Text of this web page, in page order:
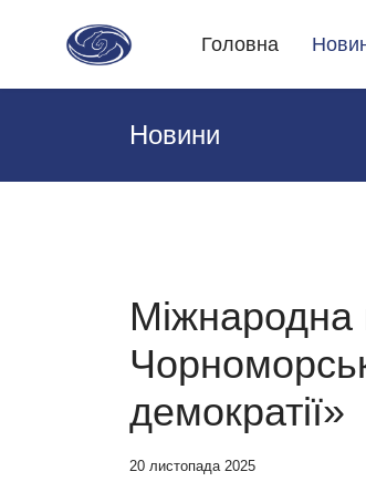
Головна
Новини
Міжнародна
демократії»
20 листопада 2025